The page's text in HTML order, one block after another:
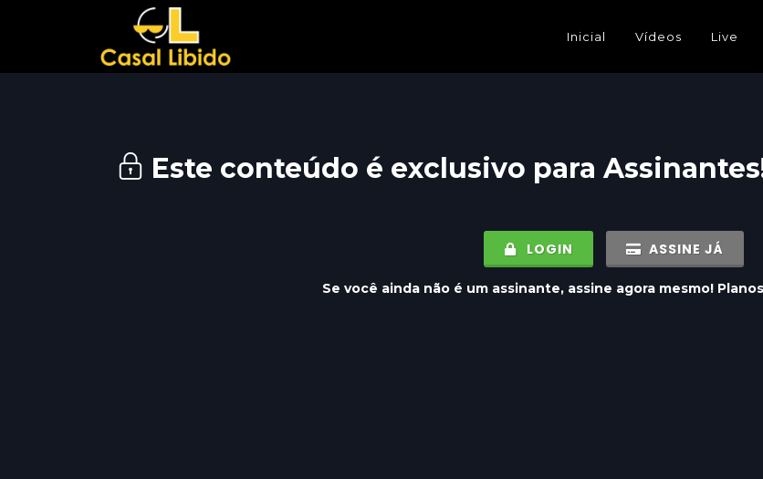
Inicial Vídeos Live
Este conteúdo é exclusivo para Assinantes
LOGIN ASSINE JÁ
Se você ainda não é um assinante, assine agora mesmo!